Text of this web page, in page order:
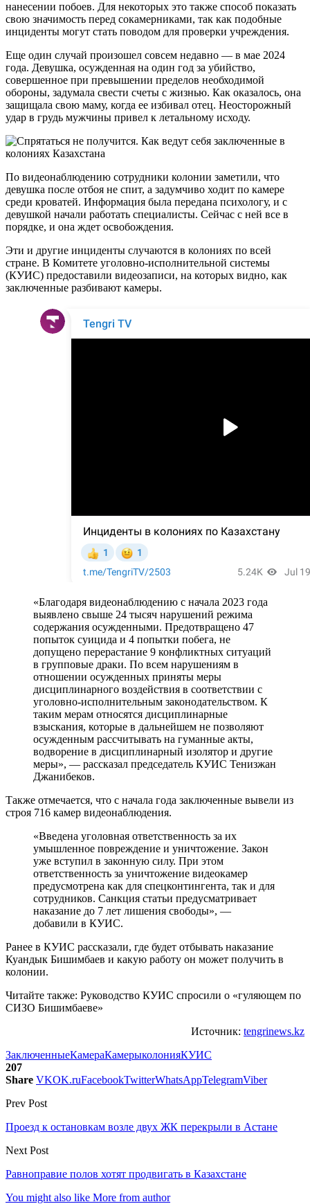
нанесении побоев. Для некоторых это также способ показать
свою значимость перед сокамерниками, так как подобные
инциденты могут стать поводом для проверки учреждения.
Еще один случай произошел совсем недавно — в мае 2024
года. Девушка, осужденная на один год за убийство,
совершенное при превышении пределов необходимой
обороны, задумала свести счеты с жизнью. Как оказалось, она
защищала свою маму, когда ее избивал отец. Неосторожный
удар в грудь мужчины привел к летальному исходу.
По видеонаблюдению сотрудники колонии заметили, что
девушка после отбоя не спит, а задумчиво ходит по камере
среди кроватей. Информация была передана психологу, и с
девушкой начали работать специалисты. Сейчас с ней все в
порядке, и она ждет освобождения.
Эти и другие инциденты случаются в колониях по всей
стране. В Комитете уголовно-исполнительной системы
(КУИС) предоставили видеозаписи, на которых видно, как
заключенные разбивают камеры.
«Благодаря видеонаблюдению с начала 2023 года
выявлено свыше 24 тысяч нарушений режима
содержания осужденными. Предотвращено 47
попыток суицида и 4 попытки побега, не
допущено перерастание 9 конфликтных ситуаций
в групповые драки. По всем нарушениям в
отношении осужденных приняты меры
дисциплинарного воздействия в соответствии с
уголовно-исполнительным законодательством. К
таким мерам относятся дисциплинарные
взыскания, которые в дальнейшем не позволяют
осужденным рассчитывать на гуманные акты,
водворение в дисциплинарный изолятор и другие
меры», — рассказал председатель КУИС Тенизжан
Джанибеков.
Также отмечается, что с начала года заключенные вывели из
строя 716 камер видеонаблюдения.
«Введена уголовная ответственность за их
умышленное повреждение и уничтожение. Закон
уже вступил в законную силу. При этом
ответственность за уничтожение видеокамер
предусмотрена как для спецконтингента, так и для
сотрудников. Санкция статьи предусматривает
наказание до 7 лет лишения свободы», —
добавили в КУИС.
Ранее в КУИС рассказали, где будет отбывать наказание
Куандык Бишимбаев и какую работу он может получить в
колонии.
Читайте также: Руководство КУИС спросили о «гуляющем по
СИЗО Бишимбаеве»
Источник: tengrinews.kz
ЗаключенныеКамераКамерыколонияКУИС
207
Share VKOK.ruFacebookTwitterWhatsAppTelegramViber
Prev Post
Проезд к остановкам возле двух ЖК перекрыли в Астане
Next Post
Равноправие полов хотят продвигать в Казахстане
You might also like More from author